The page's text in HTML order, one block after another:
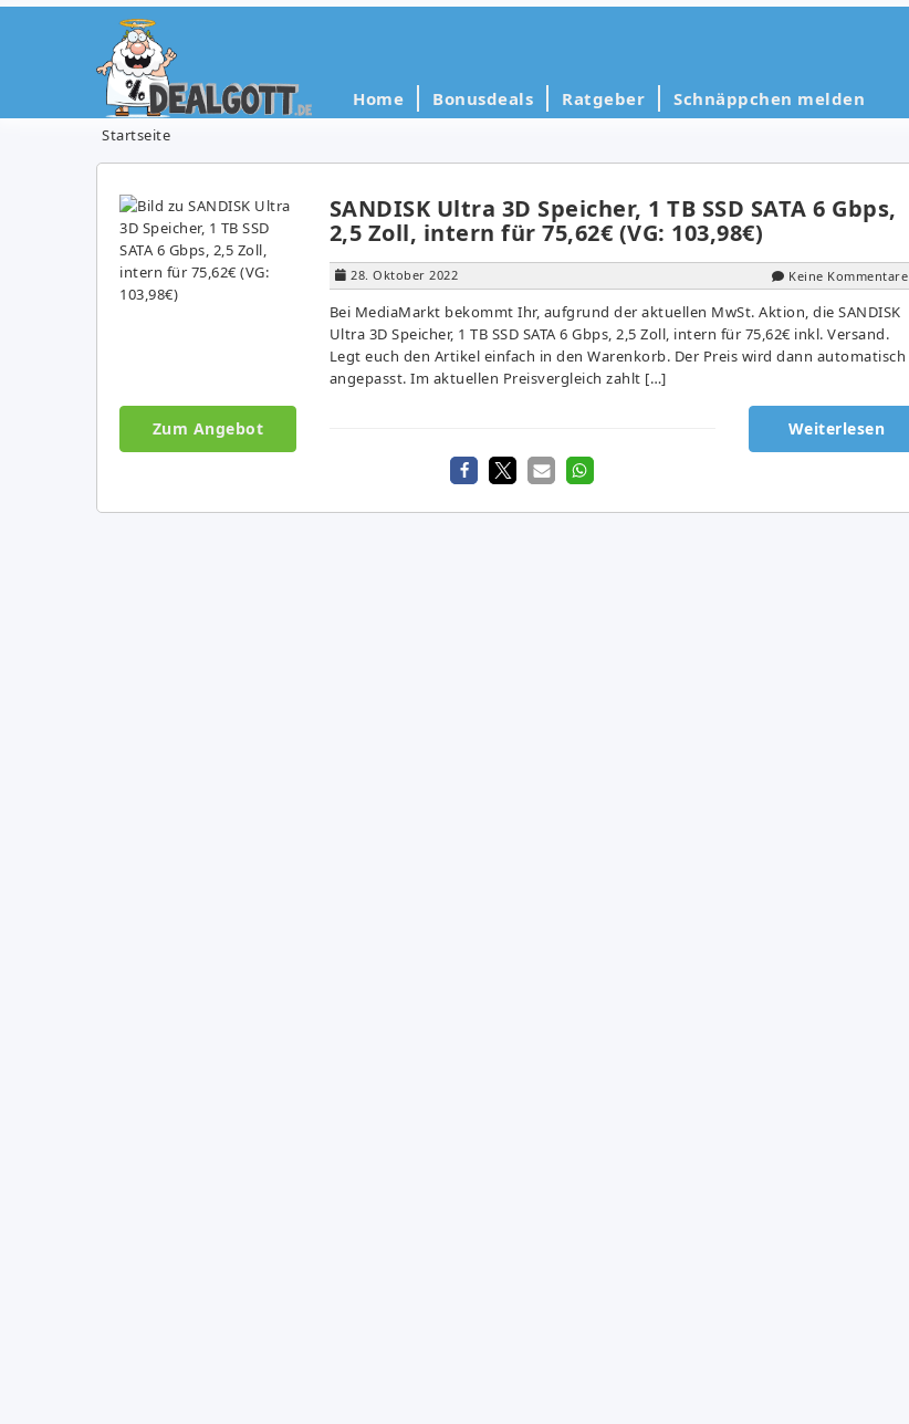
Home Bonusdeals Ratgeber Schnäppchen melden
Startseite
SANDISK Ultra 3D Speicher, 1 TB SSD SATA 6 Gbps,
2,5 Zoll, intern für 75,62€ (VG: 103,98€)
28. Oktober 2022 Keine Kommentare
Bei MediaMarkt bekommt Ihr, aufgrund der aktuellen MwSt. Aktion, die SANDISK
Ultra 3D Speicher, 1 TB SSD SATA 6 Gbps, 2,5 Zoll, intern für 75,62€ inkl. Versand.
Legt euch den Artikel einfach in den Warenkorb. Der Preis wird dann automatisch
angepasst. Im aktuellen Preisvergleich zahlt […]
Zum Angebot Weiterlesen